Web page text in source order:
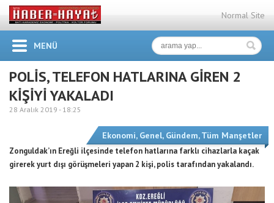
Normal Site
MENÜ
POLİS, TELEFON HATLARINA GİREN 2
KİŞİYİ YAKALADI
28 Aralık 2019 - 18:25
Ekonomi, Genel, Gündem,Tüm Manşetler
Zonguldak’ın Ereğli ilçesinde telefon hatlarına farklı cihazlarla kaçak
girerek yurt dışı görüşmeleri yapan 2 kişi, polis tarafından yakalandı.